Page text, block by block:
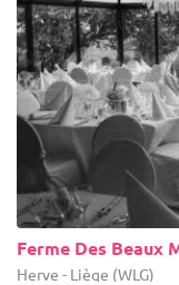
Ferme Des Beaux
Herve - Liège (WLG)